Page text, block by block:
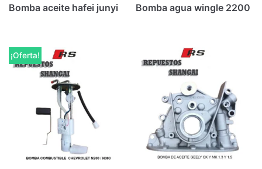
Bomba aceite hafei junyi Bomba agua wingle 2200
¡Oferta!